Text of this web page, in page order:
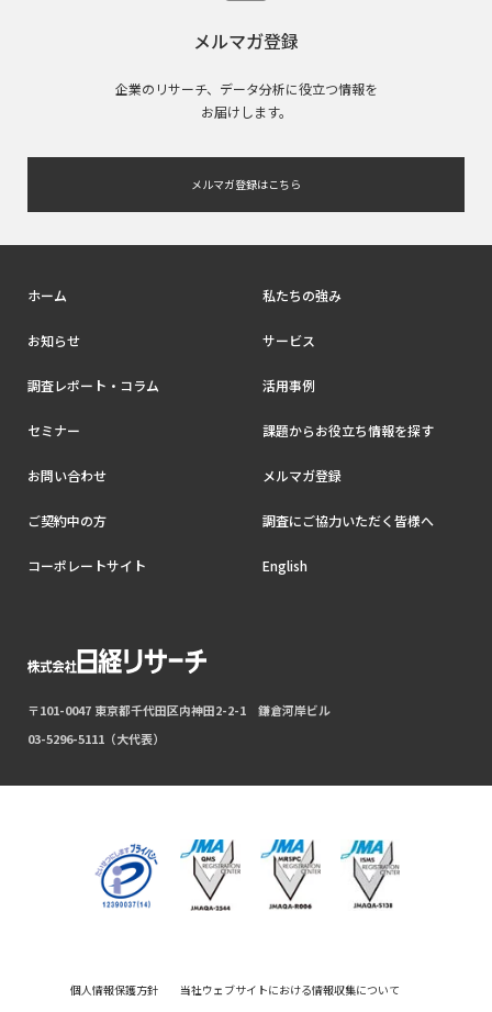
メルマガ登録
企業のリサーチ、データ分析に役立つ情報を
お届けします。
メルマガ登録はこちら
ホーム 私たちの強み
お知らせ サービス
調査レポート・コラム 活用事例
セミナー 課題からお役立ち情報を探す
お問い合わせ メルマガ登録
ご契約中の方 調査にご協力いただく皆様へ
コーポレートサイト English
〒101-0047 東京都千代田区内神田2-2-1 鎌倉河岸ビル
03-5296-5111（大代表）
個人情報保護方針
当社ウェブサイトにおける情報収集について